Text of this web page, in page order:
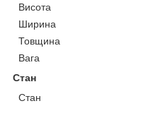
Висота
Ширина
Товщина
Вага
Стан
Стан